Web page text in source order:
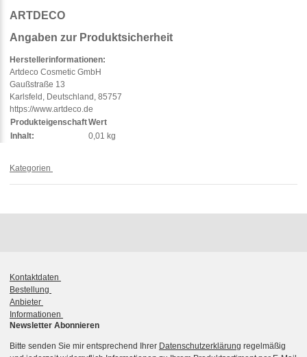
ARTDECO
Angaben zur Produktsicherheit
Herstellerinformationen:
Artdeco Cosmetic GmbH
Gaußstraße 13
Karlsfeld, Deutschland, 85757
https://www.artdeco.de
ProdukteigenschaftWert
Inhalt:
0,01 kg
Kategorien
Kontaktdaten
Bestellung
Anbieter
Informationen
Newsletter Abonnieren
Bitte senden Sie mir entsprechend Ihrer Datenschutzerklärung regelmäßig